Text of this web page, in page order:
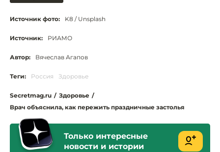
Источник фото: K8 / Unsplash
Источник: РИАМО
Автор: Вячеслав Агапов
Теги: Россия Здоровье
Secretmag.ru / Здоровье /
Врач объяснила, как пережить праздничные застолья
Только интересные
новости и истории